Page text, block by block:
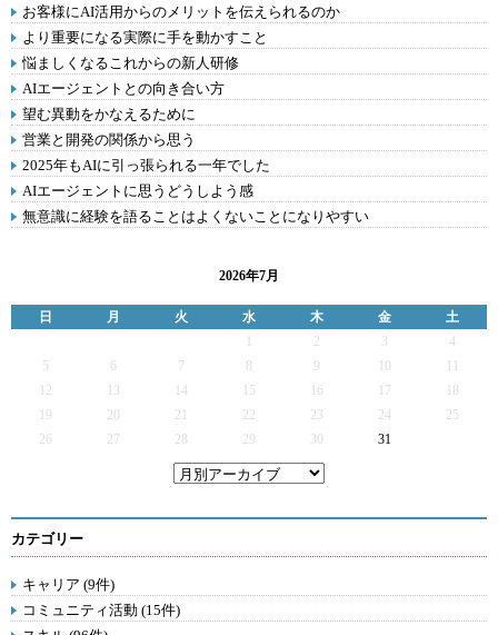
お客様にAI活用からのメリットを伝えられるのか
より重要になる実際に手を動かすこと
悩ましくなるこれからの新人研修
AIエージェントとの向き合い方
望む異動をかなえるために
営業と開発の関係から思う
2025年もAIに引っ張られる一年でした
AIエージェントに思うどうしよう感
無意識に経験を語ることはよくないことになりやすい
2026年7月
日 月 火 水 木 金
土
2 3
4
5
6 7 9
12
13 14 15 16 17
19
20 21 22 23 24
25
26
27 28 29 30 31
カテゴリー
キャリア (9件)
コミュニティ活動 (15件)